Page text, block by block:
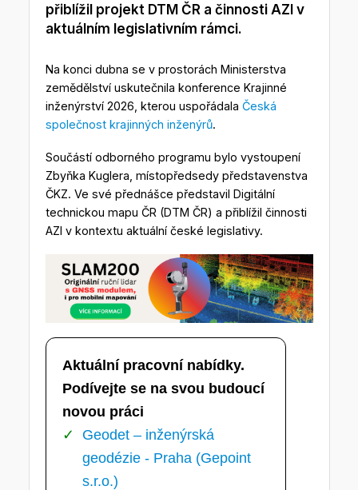
přiblížil projekt DTM ČR a činnosti AZI v
aktuálním legislativním rámci.
Na konci dubna se v prostorách Ministerstva
zemědělství uskutečnila konference Krajinné
inženýrství 2026, kterou uspořádala Česká
společnost krajinných inženýrů.
Součástí odborného programu bylo vystoupení
Zbyňka Kuglera, místopředsedy představenstva
ČKZ. Ve své přednášce představil Digitální
technickou mapu ČR (DTM ČR) a přiblížil činnosti
AZI v kontextu aktuální české legislativy.
Aktuální pracovní nabídky.
Podívejte se na svou budoucí
novou práci
Geodet – inženýrská
geodézie - Praha (Gepoint
s.r.o.)